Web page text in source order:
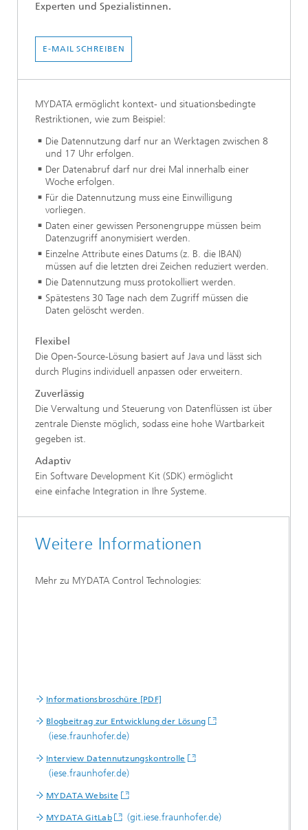
Experten und Spezialistinnen.
E-MAIL SCHREIBEN
MYDATA ermöglicht kontext- und situationsbedingte
Restriktionen, wie zum Beispiel:
Die Datennutzung darf nur an Werktagen zwischen 8
und 17 Uhr erfolgen.
Der Datenabruf darf nur drei Mal innerhalb einer
Woche erfolgen.
Für die Datennutzung muss eine Einwilligung
vorliegen.
Daten einer gewissen Personengruppe müssen beim
Datenzugriff anonymisiert werden.
Einzelne Attribute eines Datums (z. B. die IBAN)
müssen auf die letzten drei Zeichen reduziert werden.
Die Datennutzung muss protokolliert werden.
Spätestens 30 Tage nach dem Zugriff müssen die
Daten gelöscht werden.
Flexibel
Die Open-Source-Lösung basiert auf Java und lässt sich
durch Plugins individuell anpassen oder erweitern.
Zuverlässig
Die Verwaltung und Steuerung von Datenflüssen ist über
zentrale Dienste möglich, sodass eine hohe Wartbarkeit
gegeben ist.
Adaptiv
Ein Software Development Kit (SDK) ermöglicht
eine einfache Integration in Ihre Systeme.
Weitere Informationen
Mehr zu MYDATA Control Technologies:
Informationsbroschüre [PDF]
Blogbeitrag zur Entwicklung der Lösung
(iese.fraunhofer.de)
Interview Datennutzungskontrolle
(iese.fraunhofer.de)
MYDATA Website
MYDATA GitLab (git.iese.fraunhofer.de)